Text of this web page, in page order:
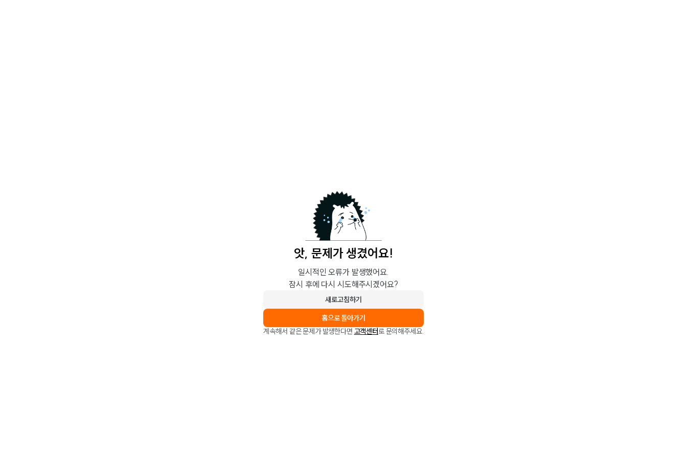
앗, 문제가 생겼어요!
일시적인 오류가 발생했어요.
잠시 후에 다시 시도해주시겠어요?
새로고침하기
홈으로 돌아가기
계속해서 같은 문제가 발생한다면 고객센터로 문의해주세요.